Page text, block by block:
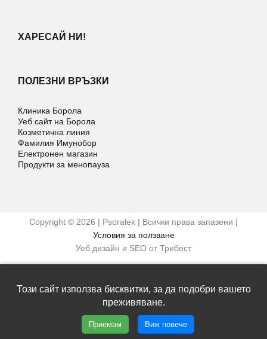
ХАРЕСАЙ НИ!
ПОЛЕЗНИ ВРЪЗКИ
Клиника Борола
Уеб сайт на Борола
Козметична линия
Фамилия Имунобор
Електронен магазин
Продукти за менопауза
Copyright © 2026 | Psoralek | Всички права запазени |
Условия за ползване
Уеб дизайн и SEO от Трибест
Този сайт използва бисквитки, за да подобри вашето
преживяване.
Приемам Виж повече